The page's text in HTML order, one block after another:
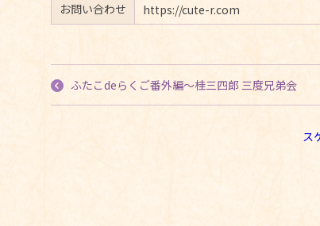
お問い合わせ
https://cute-r.com
ふたこdeらくご番外編〜桂三四郎 三度兄弟会
ス